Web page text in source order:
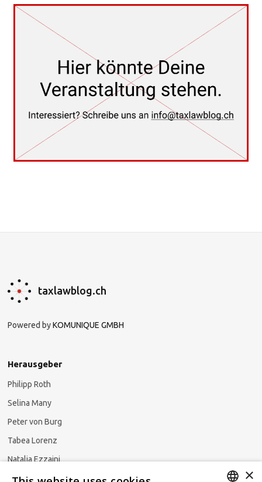
taxlawblog.ch
Powered byKOMUNIQUE GMBH
Herausgeber
Philipp Roth
Selina Many
Peter von Burg
Tabea Lorenz
Natalja Ezzaini
×